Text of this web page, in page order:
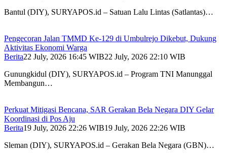
Bantul (DIY), SURYAPOS.id – Satuan Lalu Lintas (Satlantas)…
Pengecoran Jalan TMMD Ke-129 di Umbulrejo Dikebut, Dukung
Aktivitas Ekonomi Warga
Berita22 July, 2026 16:45 WIB22 July, 2026 22:10 WIB
Gunungkidul (DIY), SURYAPOS.id – Program TNI Manunggal
Membangun…
Perkuat Mitigasi Bencana, SAR Gerakan Bela Negara DIY Gelar
Koordinasi di Pos Aju
Berita19 July, 2026 22:26 WIB19 July, 2026 22:26 WIB
Sleman (DIY), SURYAPOS.id – Gerakan Bela Negara (GBN)…